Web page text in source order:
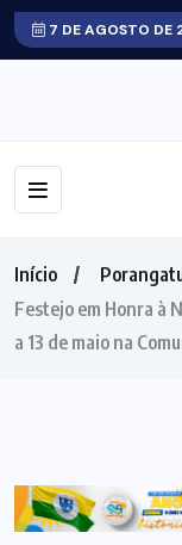
7 DE AGOSTO DE
Início
Festejo em Honra à
a 13 de maio na
PORANGATU